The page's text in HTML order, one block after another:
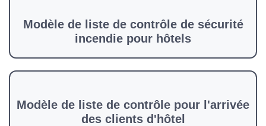
Modèle de liste de contrôle de sécurité
incendie pour hôtels
Modèle de liste de contrôle pour l'arrivée
des clients d'hôtel